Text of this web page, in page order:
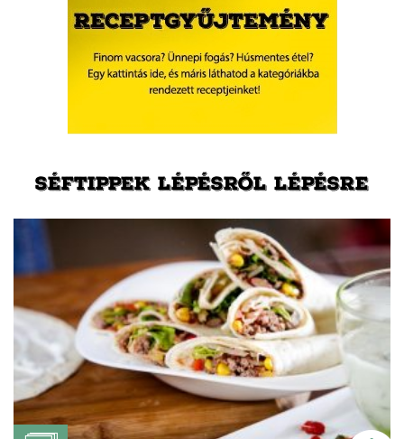
SÉFTIPPEK LÉPÉSRŐL LÉPÉSRE